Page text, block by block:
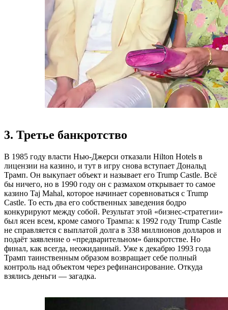
3. Третье банкротство
В 1985 году власти Нью-Джерси отказали Hilton Hotels в
лицензии на казино, и тут в игру снова вступает Дональд
Трамп. Он выкупает объект и называет его Trump Castle. Всё
бы ничего, но в 1990 году он с размахом открывает то самое
казино Taj Mahal, которое начинает соревноваться с Trump
Castle. То есть два его собственных заведения бодро
конкурируют между собой. Результат этой «бизнес-стратегии»
был ясен всем, кроме самого Трампа: к 1992 году Trump Castle
не справляется с выплатой долга в 338 миллионов долларов и
подаёт заявление о «предварительном» банкротстве. Но
финал, как всегда, неожиданный. Уже к декабрю 1993 года
Трамп таинственным образом возвращает себе полный
контроль над объектом через рефинансирование. Откуда
взялись деньги — загадка.